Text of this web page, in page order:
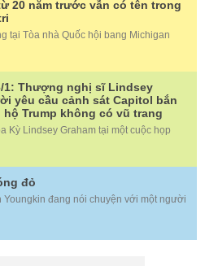
20 năm trước vẫn có tên trong
tại Tòa nhà Quốc hội bang Michigan
1: Thượng nghị sĩ Lindsey
yêu cầu cảnh sát Capitol bắn
Trump không có vũ trang
Kỳ Lindsey Graham tại một cuộc họp
đỏ
Youngkin đang nói chuyện với một người